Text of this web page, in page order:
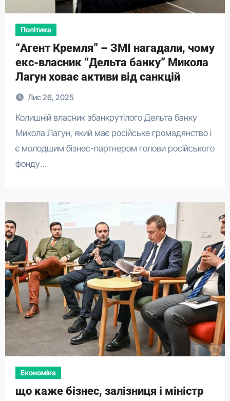
Політика
“Агент Кремля” – ЗМІ нагадали, чому
екс-власник “Дельта банку” Микола
Лагун ховає активи від санкцій
Лис 26, 2025
Колишній власник збанкрутілого Дельта банку
Микола Лагун, який має російське громадянство і
є молодшим бізнес-партнером голови російського
фонду…
Економіка
що каже бізнес, залізниця і міністр